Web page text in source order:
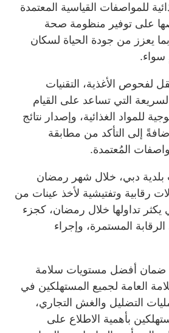
للمواصفات القياسية المعتمدة
على توفير منظومة صحة
يعزز من جودة الحياة لسكان
سواء.
لفحوص الأغذية، التقنيات
التي تساعد على القيام
للمواد الغذائية، وإصدار نتائج
إلى التأكد من مطابقة
المُعتمدة.
دبي، خلال شهر رمضان
رقابية وتفتيشية لأخذ عينات من
يكثر تداولها خلال رمضان، كجزء
المستمرة، وإجراء
ضمان أفضل مستويات سلامة
العامة لجميع المستهلكين في
التضليل والغش التجاري،
بأهمية الاطلاع على